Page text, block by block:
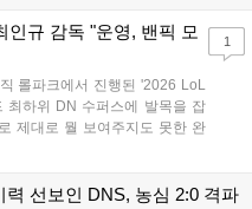
인규 감독 "운영, 밴픽 모
롤파크에서 진행된 '2026 LoL
최하위 DN 수퍼스에 발목을 잡
제대로 뭘 보여주지도 못한 완
드포스 최인규 감독과 '리헨즈'
1
력 선보인 DNS, 농심 2:0 격파